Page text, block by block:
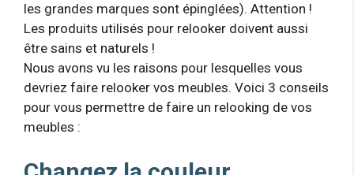
les grandes marques sont épinglées). Attention !
Les produits utilisés pour relooker doivent aussi
être sains et naturels !
Nous avons vu les raisons pour lesquelles vous
devriez faire relooker vos meubles. Voici 3 conseils
pour vous permettre de faire un relooking de vos
meubles :